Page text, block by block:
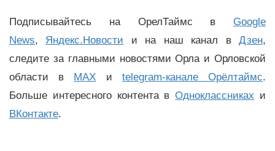
Подписывайтесь на ОрелТаймс в Google
News, Яндекс.Новости и на наш канал вДзен,
следите за главными новостями Орла и Орловской
области в MAX и telegram-канале Орёлтаймс.
Больше интересного контента вОдноклассниках и
ВКонтакте.